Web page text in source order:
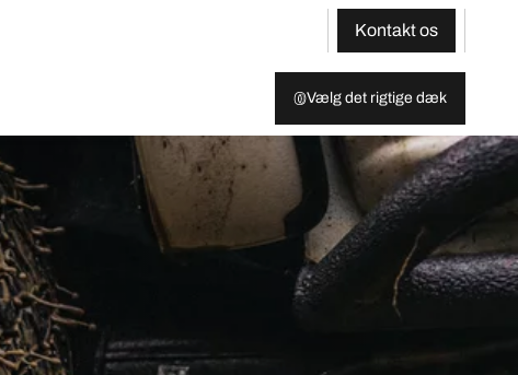
Kontakt os
Vælg det rigtige dæk